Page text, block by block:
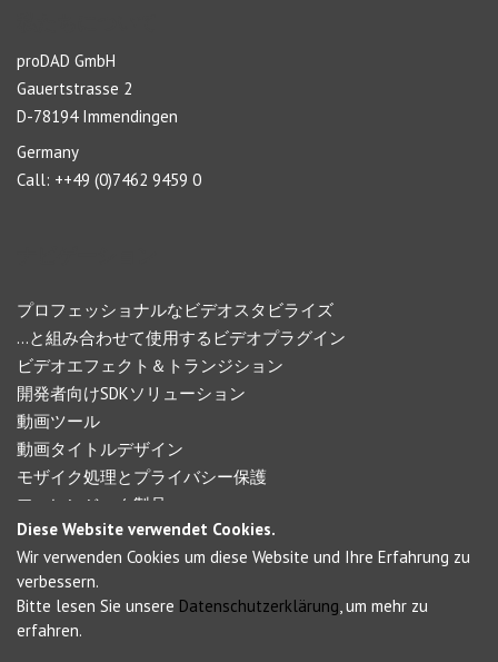
proDAD GmbH
Gauertstrasse 2
D-78194 Immendingen
Germany
Call: ++49 (0)7462 9459 0
プロフェッショナルなビデオスタビライズ
…と組み合わせて使用するビデオプラグイン
ビデオエフェクト＆トランジション
開発者向けSDKソリューション
動画ツール
動画タイトルデザイン
モザイク処理とプライバシー保護
フォレンジック製品
Social Networks
Diese Website verwendet Cookies.
Wir verwenden Cookies um diese Website und Ihre Erfahrung zu
verbessern.
Bitte lesen Sie unsere Datenschutzerklärung, um mehr zu
erfahren.